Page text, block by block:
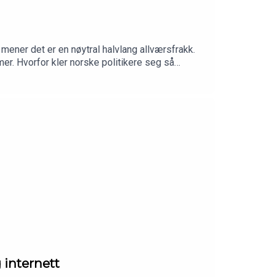
det er en nøytral halvlang allværsfrakk.
Hvorfor kler norske politikere seg så
internett